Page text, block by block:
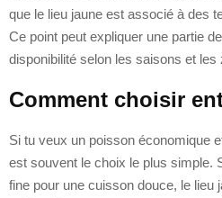
que le lieu jaune est associé à des
Ce point peut expliquer une partie
disponibilité selon les saisons et les
Comment choisir
Si tu veux un poisson économique
est souvent le choix le plus simple.
fine pour une cuisson douce, le lieu